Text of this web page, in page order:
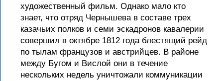
художественный фильм. Однако мало кто
знает, что отряд Чернышева в составе трех
казачьих полков и семи эскадронов кавалерии
совершил в октябре 1812 года блестящий рейд
по тылам французов и австрийцев. В районе
между Бугом и Вислой они в течение
нескольких недель уничтожали коммуникации